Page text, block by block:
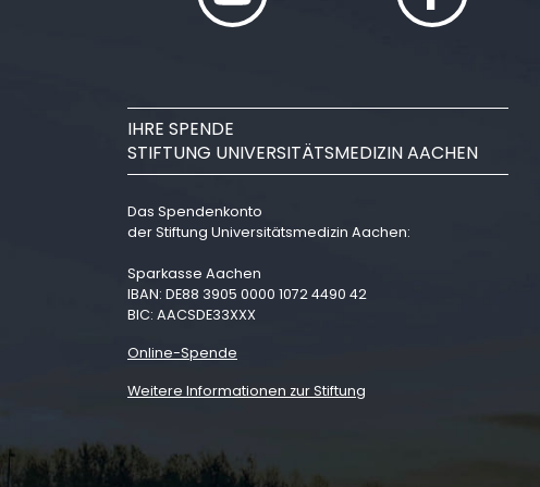
IHRE SPENDE
STIFTUNG UNIVERSITÄTSMEDIZIN AACHEN
Das Spendenkonto
der Stiftung Universitätsmedizin Aachen:
Sparkasse Aachen
IBAN: DE88 3905 0000 1072 4490 42
BIC: AACSDE33XXX
Online-Spende
Weitere Informationen zur Stiftung